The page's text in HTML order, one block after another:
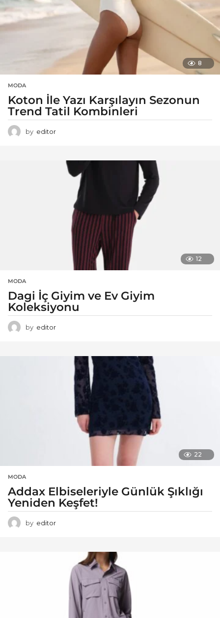
8
MODA
Koton İle Yazı Karşılayın Sezonun
Trend Tatil Kombinleri
by editor
12
MODA
Dagi İç Giyim ve Ev Giyim
Koleksiyonu
by editor
22
MODA
Addax Elbiseleriyle Günlük Şıklığı
Yeniden Keşfet!
by editor